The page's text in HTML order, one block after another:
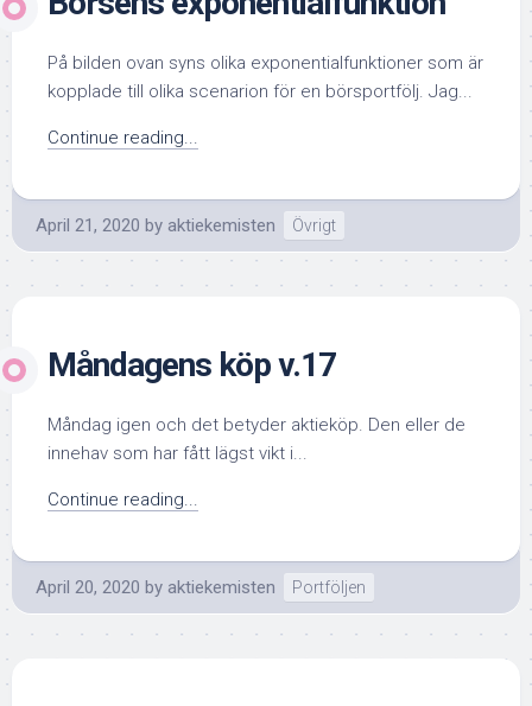
På bilden ovan syns olika exponentialfunktioner som är
kopplade till olika scenarion för en börsportfölj. Jag...
Continue reading...
April 21, 2020 by aktiekemisten Övrigt
Måndagens köp v.17
Måndag igen och det betyder aktieköp. Den eller de
innehav som har fått lägst vikt i...
Continue reading...
April 20, 2020 by aktiekemisten Portföljen